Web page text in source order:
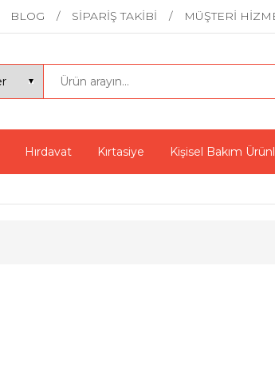
BLOG SİPARİŞ TAKİBİ MÜŞTERİ
Hırdavat Kırtasiye Kişisel Bakım